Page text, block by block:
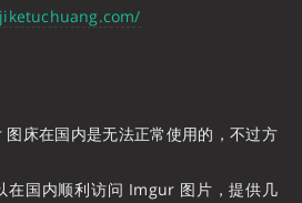
床在国内是无法正常使用的，不过方
在国内顺利访问 Imgur 图片，提供几